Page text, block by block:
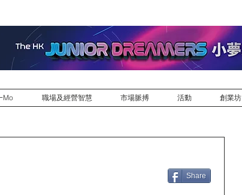
Mo 職場及經營智慧 市場脈搏 活動 創業坊
Share